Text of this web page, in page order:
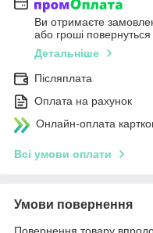
Ви отримаєте
або гроші
Детальніше
Післяплата
Оплата на рахунок
Онлайн-оплата
Всі умови оплати
Умови повернення